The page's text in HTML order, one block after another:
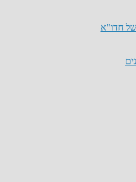
חדו"א